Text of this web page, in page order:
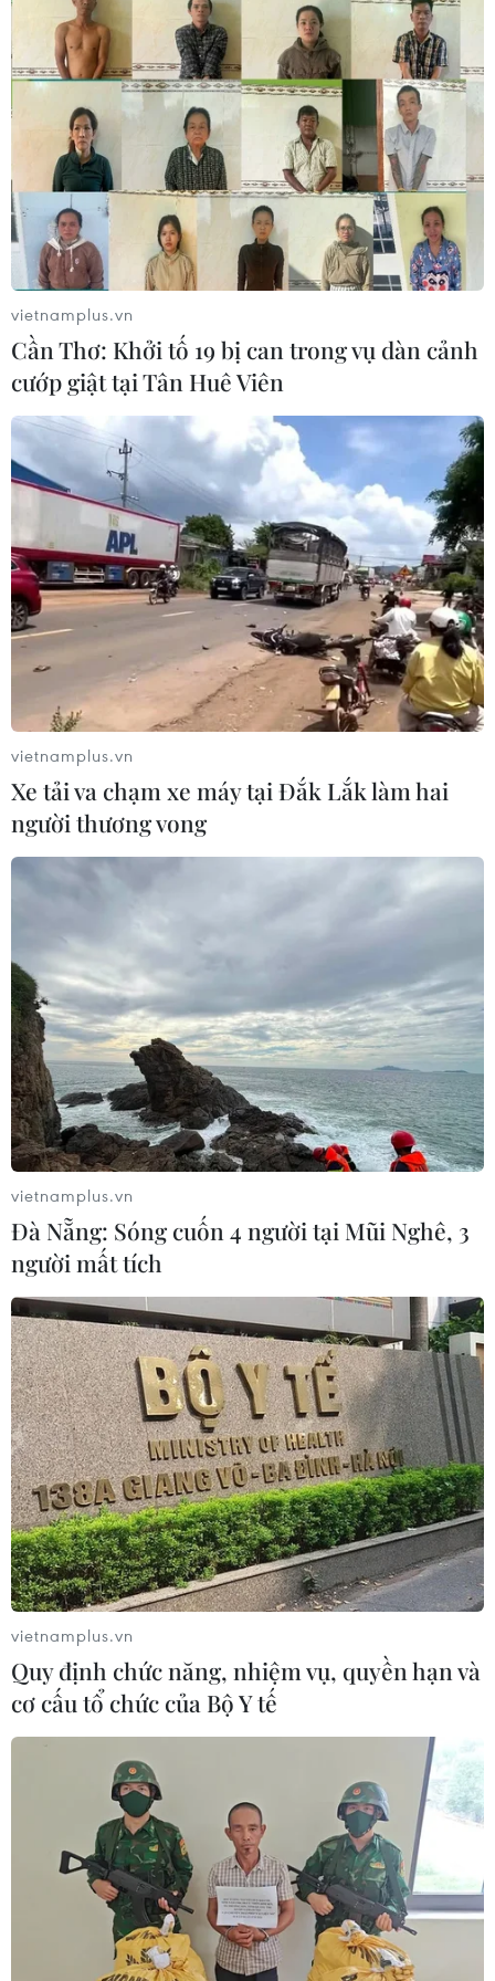
vietnamplus.vn
Cần Thơ: Khởi tố 19 bị can trong vụ dàn cảnh
cướp giật tại Tân Huê Viên
vietnamplus.vn
Xe tải va chạm xe máy tại Đắk Lắk làm hai
người thương vong
vietnamplus.vn
Đà Nẵng: Sóng cuốn 4 người tại Mũi Nghê, 3
người mất tích
vietnamplus.vn
Quy định chức năng, nhiệm vụ, quyền hạn và
cơ cấu tổ chức của Bộ Y tế